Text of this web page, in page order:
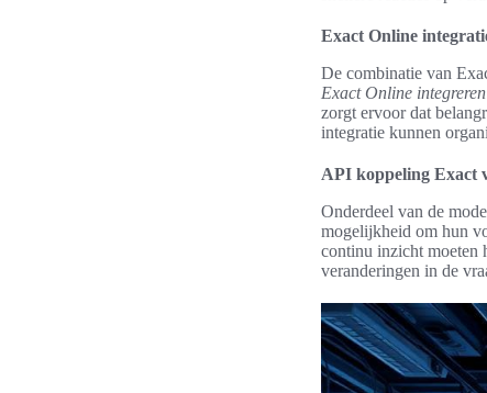
Exact Online
De combinatie van
Exact Online integreren
zorgt ervoor dat
integratie kunnen
API koppeling Exact
Onderdeel van de
mogelijkheid om hun
continu inzicht moeten
veranderingen in de